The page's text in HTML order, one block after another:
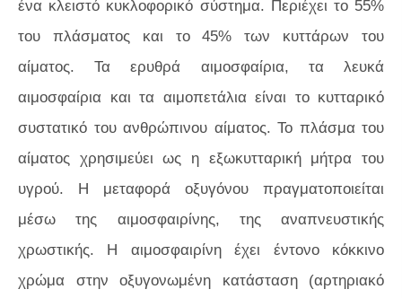
ένα κλειστό κυκλοφορικό σύστημα. Περιέχει το 55%
του πλάσματος και το 45% των κυττάρων του
αίματος. Τα ερυθρά αιμοσφαίρια, τα λευκά
αιμοσφαίρια και τα αιμοπετάλια είναι το κυτταρικό
συστατικό του ανθρώπινου αίματος. Το πλάσμα του
αίματος χρησιμεύει ως η εξωκυτταρική μήτρα του
υγρού. Η μεταφορά οξυγόνου πραγματοποιείται
μέσω της αιμοσφαιρίνης, της αναπνευστικής
χρωστικής. Η αιμοσφαιρίνη έχει έντονο κόκκινο
χρώμα στην οξυγονωμένη κατάσταση (αρτηριακό